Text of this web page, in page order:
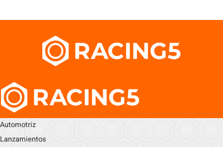
Automotriz
Lanzamientos